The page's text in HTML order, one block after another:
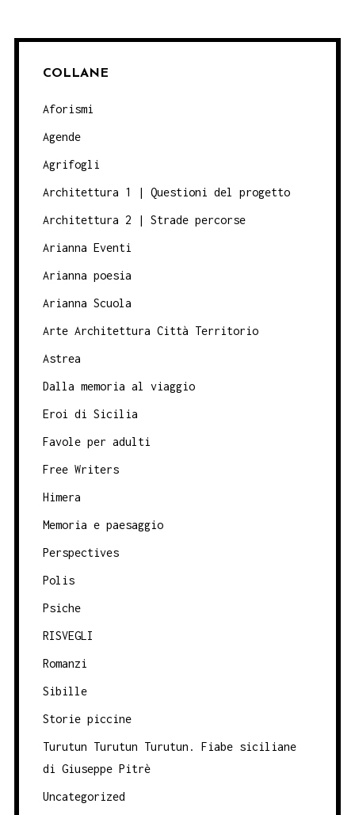
COLLANE
Aforismi
Agende
Agrifogli
Architettura 1 | Questioni del progetto
Architettura 2 | Strade percorse
Arianna Eventi
Arianna poesia
Arianna Scuola
Arte Architettura Città Territorio
Astrea
Dalla memoria al viaggio
Eroi di Sicilia
Favole per adulti
Free Writers
Himera
Memoria e paesaggio
Perspectives
Polis
Psiche
RISVEGLI
Romanzi
Sibille
Storie piccine
Turutun Turutun Turutun. Fiabe siciliane
di Giuseppe Pitrè
Uncategorized